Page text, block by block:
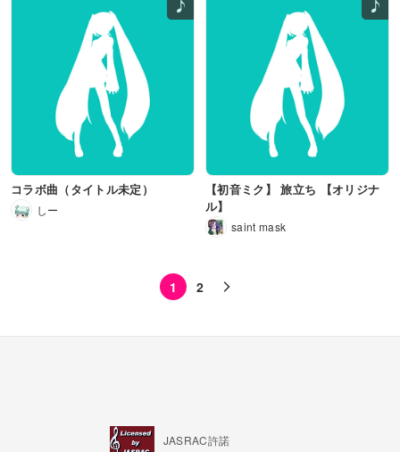
コラボ曲（タイトル未定）
しー
【初音ミク】 旅立ち 【オリジナ
ル】
saint mask
1 2
JASRAC許諾